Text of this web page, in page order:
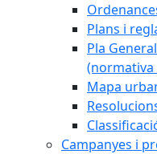
Plans i
Pla
Mapa
Campanyes i